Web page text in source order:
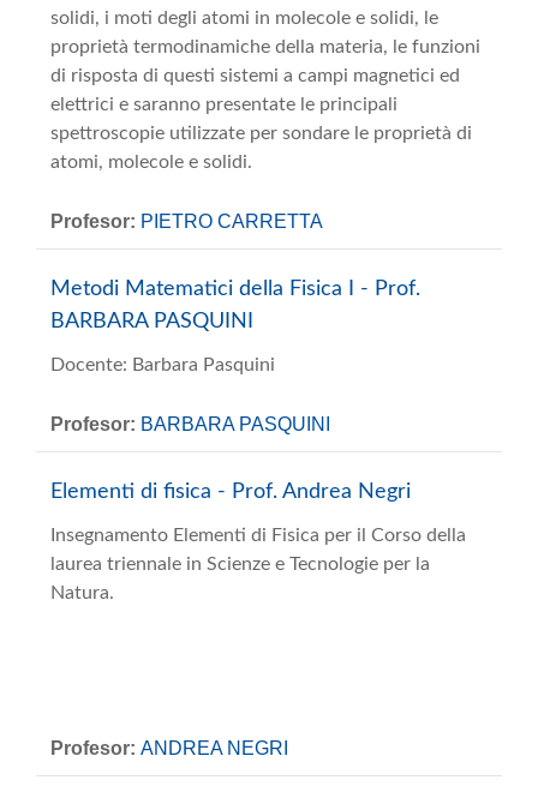
solidi, i moti degli atomi in molecole e solidi, le
proprietà termodinamiche della materia, le funzioni
di risposta di questi sistemi a campi magnetici ed
elettrici e saranno presentate le principali
spettroscopie utilizzate per sondare le proprietà di
atomi, molecole e solidi.
Profesor: PIETRO CARRETTA
Metodi Matematici della Fisica I - Prof.
BARBARA PASQUINI
Docente: Barbara Pasquini
Profesor: BARBARA PASQUINI
Elementi di fisica - Prof. Andrea Negri
Insegnamento Elementi di Fisica per il Corso della
laurea triennale in Scienze e Tecnologie per la
Natura.
Profesor: ANDREA NEGRI